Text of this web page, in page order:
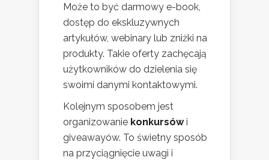
Może to być darmowy e-book,
dostęp do ekskluzywnych
artykułów, webinary lub zniżki na
produkty. Takie oferty zachęcają
użytkowników do dzielenia się
swoimi danymi kontaktowymi.
Kolejnym sposobem jest
organizowanie konkursówi
giveawayów. To świetny sposób
na przyciągnięcie uwagi i